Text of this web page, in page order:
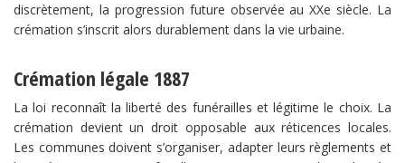
discrètement, la progression future observée au XXe siècle. La
crémation s’inscrit alors durablement dans la vie urbaine.
Crémation légale 1887
La loi reconnaît la liberté des funérailles et légitime le choix. La
crémation devient un droit opposable aux réticences locales.
Les communes doivent s’organiser, adapter leurs règlements et